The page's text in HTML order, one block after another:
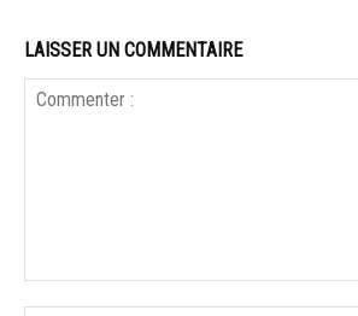
LAISSER UN COMMENTAIRE